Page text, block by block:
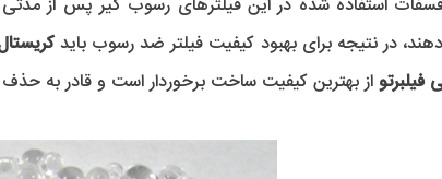
در نتیجه برای بهبود کیفیت فیلتر ضد رسوب باید
فیلبرتو از بهترین کیفیت ساخت برخوردار است و قادر به